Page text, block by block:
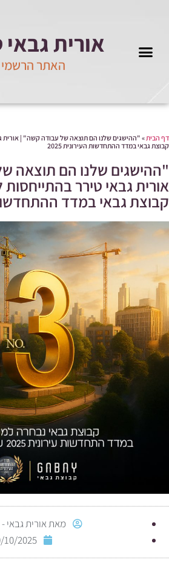
אורית גבאי
האתר הרשמי
הבית»"ההישגים שלנו הם תוצאה של עבודה קשה" | אורית
גבאי במדד ההתחדשות העירונית 2025
שלנו הם תוצאה
גבאי טירר בהתייחסות
גבאי במדד ההתחדשות
מאתאורית גבאי -
10/2025